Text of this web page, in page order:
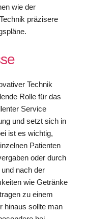
wie der
präzisere
Technik
Rolle für das
Service
und setzt sich in
ist es wichtig,
Patienten
oder durch
nach der
wie Getränke
zu einem
hinaus sollte man